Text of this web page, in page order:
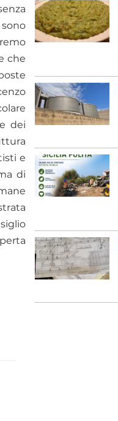
che
dei
e
di